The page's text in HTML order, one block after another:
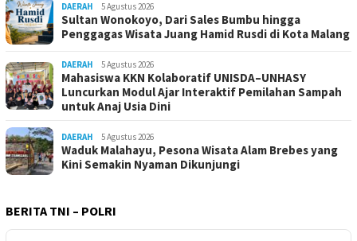
DAERAH 5 Agustus 2026
Sultan Wonokoyo, Dari Sales Bumbu hingga
Penggagas Wisata Juang Hamid Rusdi di Kota Malang
DAERAH 5 Agustus 2026
Mahasiswa KKN Kolaboratif UNISDA–UNHASY
Luncurkan Modul Ajar Interaktif Pemilahan Sampah
untuk Anaj Usia Dini
DAERAH 5 Agustus 2026
Waduk Malahayu, Pesona Wisata Alam Brebes yang
Kini Semakin Nyaman Dikunjungi
BERITA TNI – POLRI